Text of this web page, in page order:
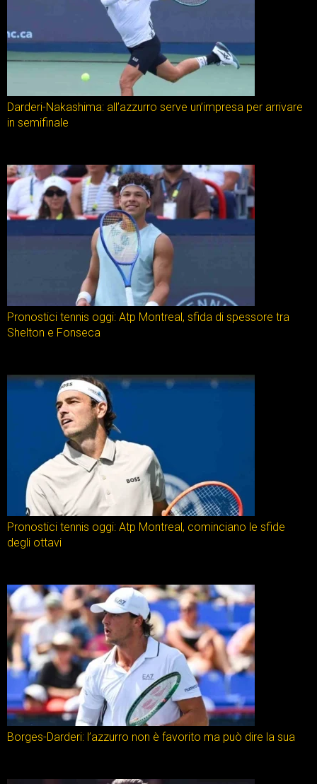
Darderi-Nakashima: all’azzurro serve un’impresa per arrivare
in semifinale
Pronostici tennis oggi: Atp Montreal, sfida di spessore tra
Shelton e Fonseca
Pronostici tennis oggi: Atp Montreal, cominciano le sfide
degli ottavi
Borges-Darderi: l’azzurro non è favorito ma può dire la sua